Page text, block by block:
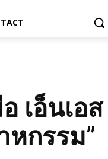
เอ็นเอส
กรรม”